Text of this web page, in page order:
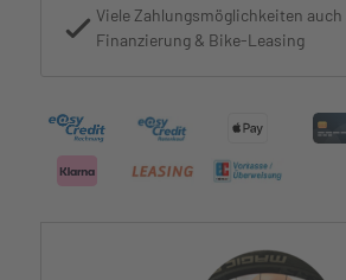
Viele Zahlungsmöglichkeiten auch
Finanzierung & Bike-Leasing